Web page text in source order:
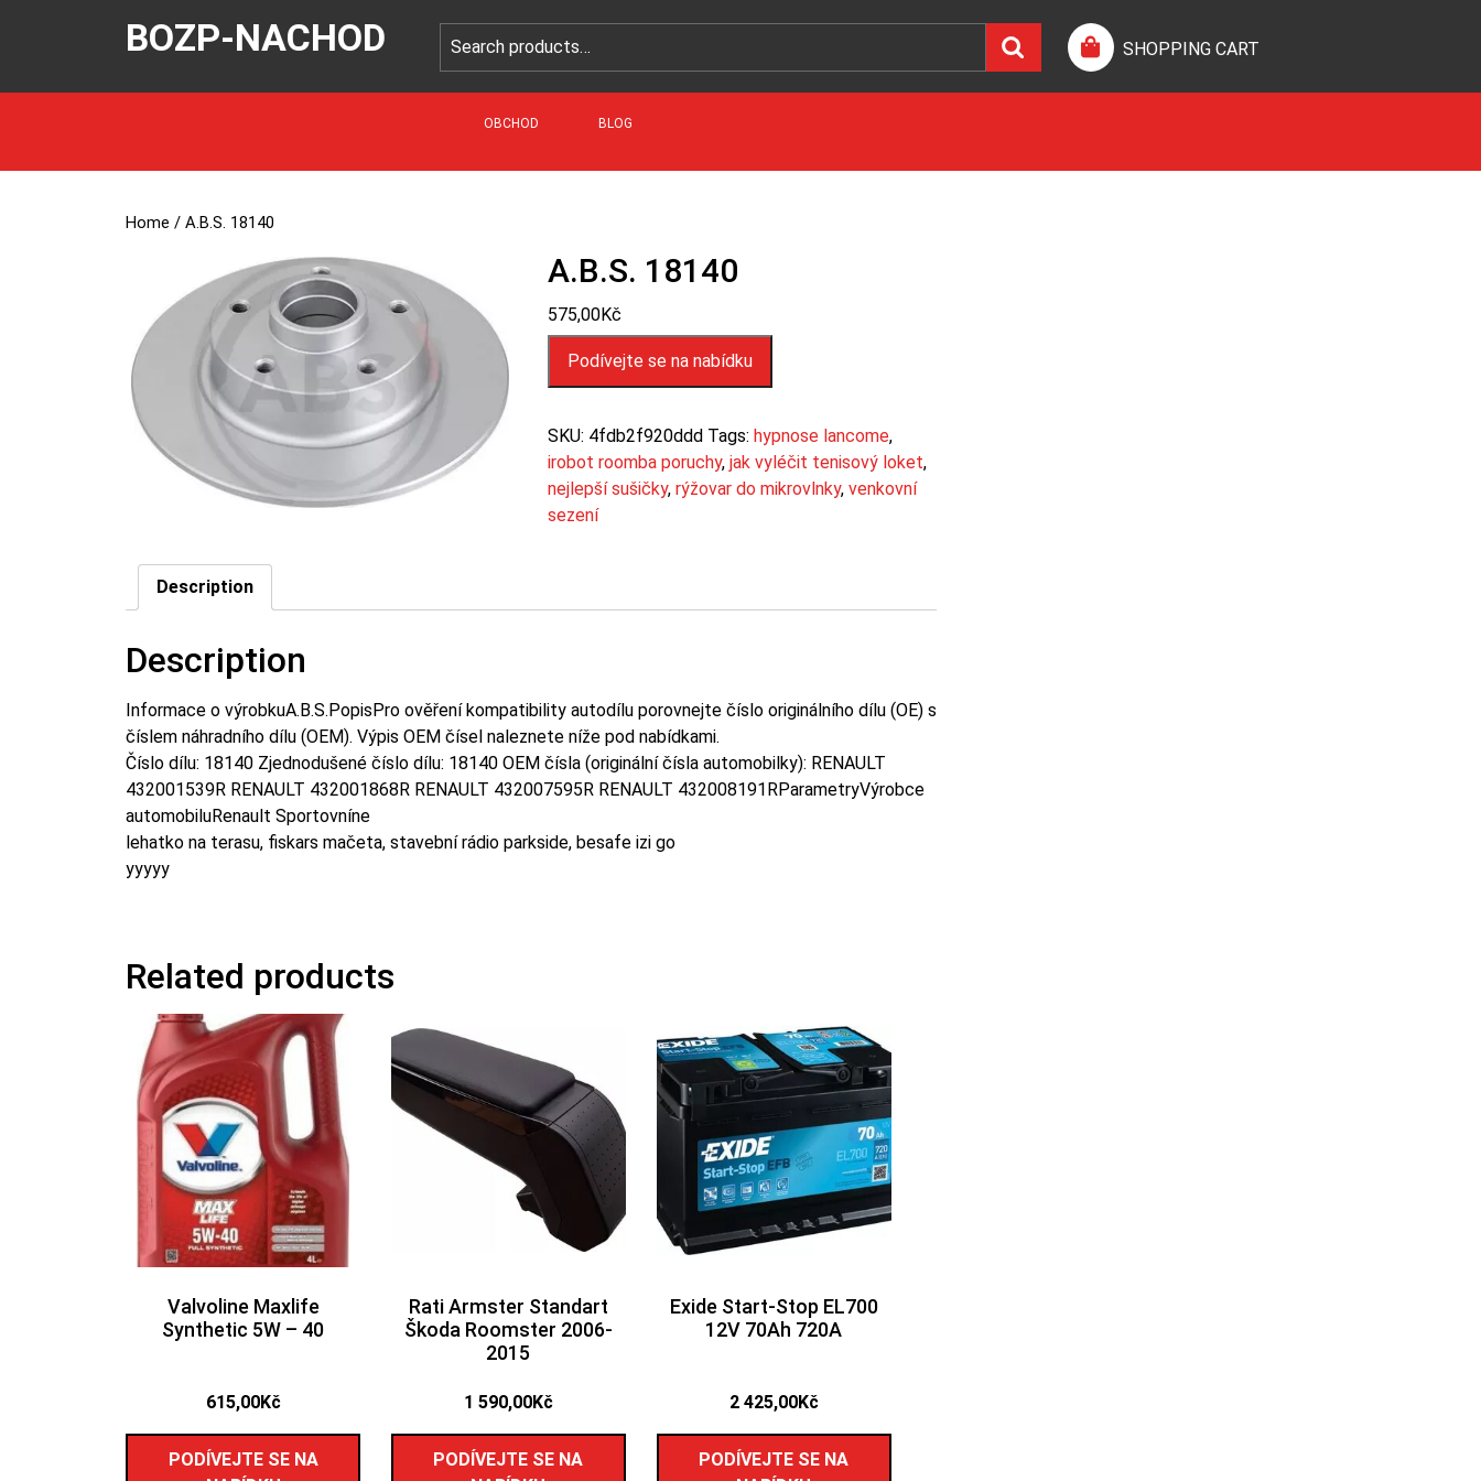
BOZP-NACHOD SHOPPING CART
OBCHOD BLOG
Home / A.B.S. 18140
A.B.S. 18140
575,00Kč
Podívejte se na nabídku
SKU: 4fdb2f920ddd Tags: hypnose lancome,
irobot roomba poruchy, jak vyléčit tenisový loket,
nejlepší sušičky, rýžovar do mikrovlnky, venkovní
sezení
Description
Description
Informace o výrobkuA.B.S.PopisPro ověření kompatibility autodílu porovnejte číslo originálního dílu (OE) s
číslem náhradního dílu (OEM). Výpis OEM čísel naleznete níže pod nabídkami.
Číslo dílu: 18140 Zjednodušené číslo dílu: 18140 OEM čísla (originální čísla automobilky): RENAULT
432001539R RENAULT 432001868R RENAULT 432007595R RENAULT 432008191RParametryVýrobce
automobiluRenault Sportovníne
lehatko na terasu, fiskars mačeta, stavební rádio parkside, besafe izi go
yyyyy
Related products
Valvoline Maxlife
Synthetic 5W – 40
615,00Kč
PODÍVEJTE SE NA
Rati Armster Standart
Škoda Roomster 2006-
2015
1 590,00Kč
PODÍVEJTE SE NA
Exide Start-Stop EL700
12V 70Ah 720A
2 425,00Kč
PODÍVEJTE SE NA